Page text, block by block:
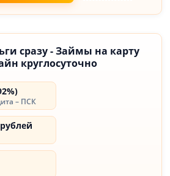
сразу - Займы на карту
круглосуточно
– ПСК